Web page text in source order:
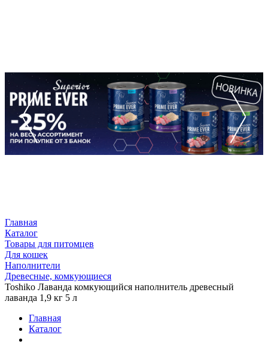
Главная
Каталог
Товары для питомцев
Для кошек
Наполнители
Древесные, комкующиеся
Toshiko Лаванда комкующийся наполнитель древесный
лаванда 1,9 кг 5 л
Главная
Каталог